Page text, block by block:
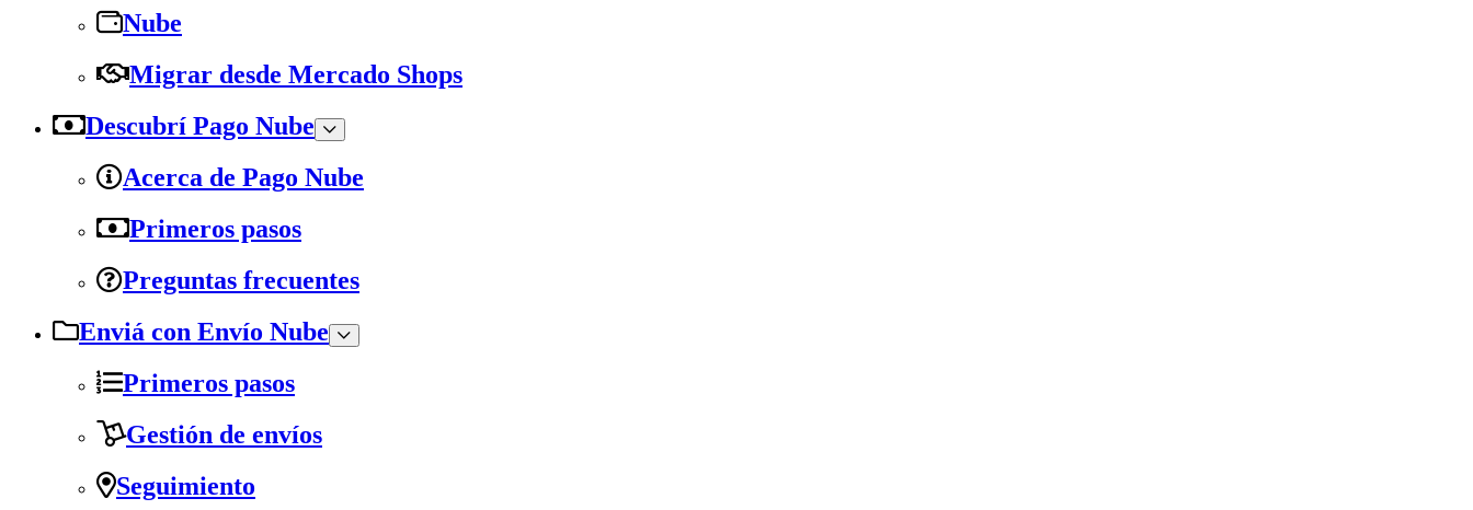
Nube
Migrar desde Mercado Shops
Descubrí Pago Nube
Acerca de Pago Nube
Primeros pasos
Preguntas frecuentes
Enviá con Envío Nube
Primeros pasos
Gestión de envíos
Seguimiento